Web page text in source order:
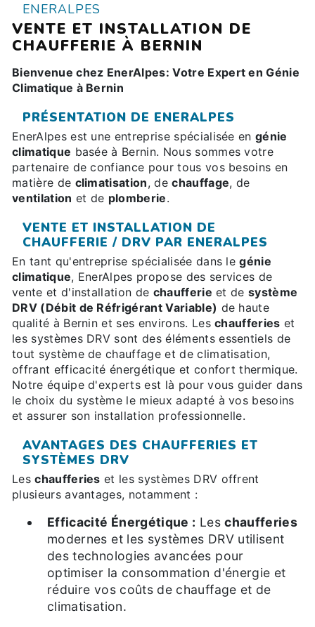
ENERALPES
VENTE ET INSTALLATION DE
CHAUFFERIE À BERNIN
Bienvenue chez EnerAlpes: Votre Expert en Génie
Climatique à Bernin
PRÉSENTATION DE ENERALPES
EnerAlpes est une entreprise spécialisée engénie
climatique basée à Bernin. Nous sommes votre
partenaire de confiance pour tous vos besoins en
matière de climatisation, dechauffage, de
ventilation et de plomberie.
VENTE ET INSTALLATION DE
CHAUFFERIE / DRV PAR ENERALPES
En tant qu'entreprise spécialisée dans legénie
climatique, EnerAlpes propose des services de
vente et d'installation de chaufferie et desystème
DRV (Débit de Réfrigérant Variable) de haute
qualité à Bernin et ses environs. Leschaufferies et
les systèmes DRV sont des éléments essentiels de
tout système de chauffage et de climatisation,
offrant efficacité énergétique et confort thermique.
Notre équipe d'experts est là pour vous guider dans
le choix du système le mieux adapté à vos besoins
et assurer son installation professionnelle.
AVANTAGES DES CHAUFFERIES ET
SYSTÈMES DRV
Leschaufferies et les systèmes DRV offrent
plusieurs avantages, notamment :
Efficacité Énergétique : Leschaufferies
modernes et les systèmes DRV utilisent
des technologies avancées pour
optimiser la consommation d'énergie et
réduire vos coûts de chauffage et de
climatisation.